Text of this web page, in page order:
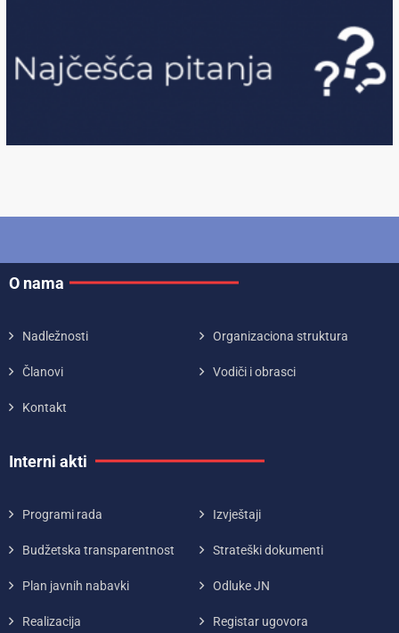
O nama
Nadležnosti Organizaciona struktura
Članovi Vodiči i obrasci
Kontakt
Interni akti
Programi rada Izvještaji
Budžetska transparentnost Strateški dokumenti
Plan javnih nabavki Odluke JN
Realizacija Registar ugovora